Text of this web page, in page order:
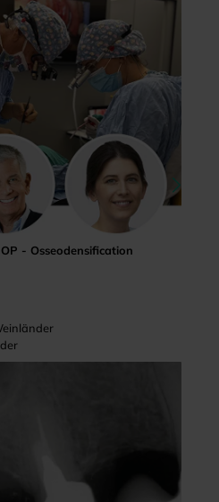
- Osseodensification